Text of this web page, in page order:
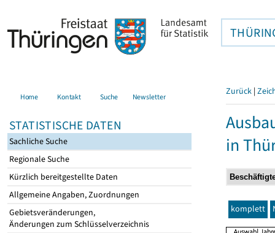
Home Kontakt Suche Newsletter
STATISTISCHE DATEN
Sachliche Suche
Regionale Suche
Kürzlich bereitgestellte Daten
Allgemeine Angaben, Zuordnungen
Gebietsveränderungen,
Änderungen zum Schlüsselverzeichnis
Zurück |
in
komplett